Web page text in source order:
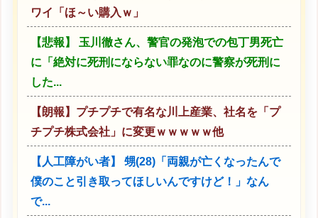
ワイ「ほ～い購入ｗ」
【悲報】 玉川徹さん、警官の発泡での包丁男死亡
に「絶対に死刑にならない罪なのに警察が死刑に
した...
【朗報】プチプチで有名な川上産業、社名を「プ
チプチ株式会社」に変更ｗｗｗｗｗ他
【人工障がい者】 甥(28)「両親が亡くなったんで
僕のこと引き取ってほしいんですけど！」なん
で...